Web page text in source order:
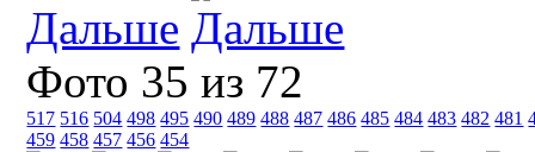
Дальше
Фото 35 из 72
517 516 504 498 495 490 489 488 487 486 485 484 483 482 481
459 458 457 456 454